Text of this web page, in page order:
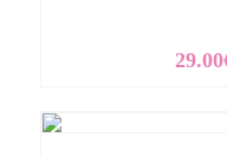
29.00